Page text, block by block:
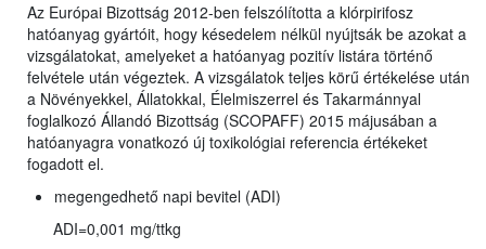
Az Európai Bizottság 2012-ben felszólította a klórpirifosz
hatóanyag gyártóit, hogy késedelem nélkül nyújtsák be azokat a
vizsgálatokat, amelyeket a hatóanyag pozitív listára történő
felvétele után végeztek. A vizsgálatok teljes körű értékelése után
a Növényekkel, Állatokkal, Élelmiszerrel és Takarmánnyal
foglalkozó Állandó Bizottság (SCOPAFF) 2015 májusában a
hatóanyagra vonatkozó új toxikológiai referencia értékeket
fogadott el.
megengedhető napi bevitel (ADI)
ADI=0,001 mg/ttkg